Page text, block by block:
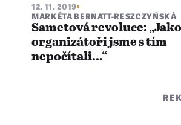
12. 11. 2019
MARKÉTA BERNATT-RESZCZYŃSKÁ
Sametová revoluce: „Jako
organizátoři jsme s tím
nepočítali...“